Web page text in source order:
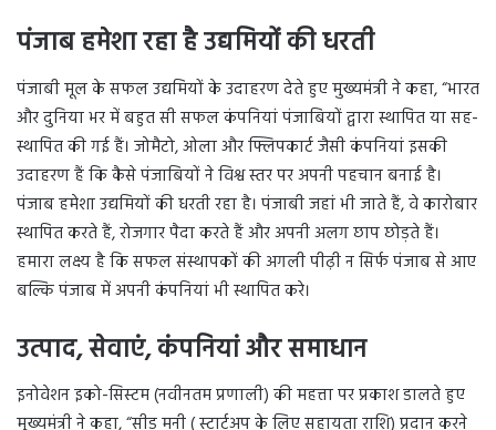
पंजाब हमेशा रहा है उद्यमियों की धरती
पंजाबी मूल के सफल उद्यमियों के उदाहरण देते हुए मुख्यमंत्री ने कहा, “भारत
और दुनिया भर में बहुत सी सफल कंपनियां पंजाबियों द्वारा स्थापित या सह-
स्थापित की गई हैं। जोमैटो, ओला और फ्लिपकार्ट जैसी कंपनियां इसकी
उदाहरण हैं कि कैसे पंजाबियों ने विश्व स्तर पर अपनी पहचान बनाई है।
पंजाब हमेशा उद्यमियों की धरती रहा है। पंजाबी जहां भी जाते हैं, वे कारोबार
स्थापित करते हैं, रोजगार पैदा करते हैं और अपनी अलग छाप छोड़ते हैं।
हमारा लक्ष्य है कि सफल संस्थापकों की अगली पीढ़ी न सिर्फ पंजाब से आए
बल्कि पंजाब में अपनी कंपनियां भी स्थापित करे।
उत्पाद, सेवाएं, कंपनियां और समाधान
इनोवेशन इको-सिस्टम (नवीनतम प्रणाली) की महत्ता पर प्रकाश डालते हुए
मुख्यमंत्री ने कहा, “सीड मनी ( स्टार्टअप के लिए सहायता राशि) प्रदान करने